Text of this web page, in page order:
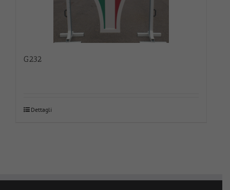
G232
Dettagli